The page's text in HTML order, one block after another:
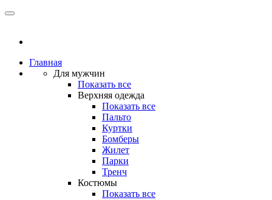
Главная
Для мужчин
Показать все
Верхняя одежда
Показать все
Пальто
Куртки
Бомберы
Жилет
Парки
Тренч
Костюмы
Показать все